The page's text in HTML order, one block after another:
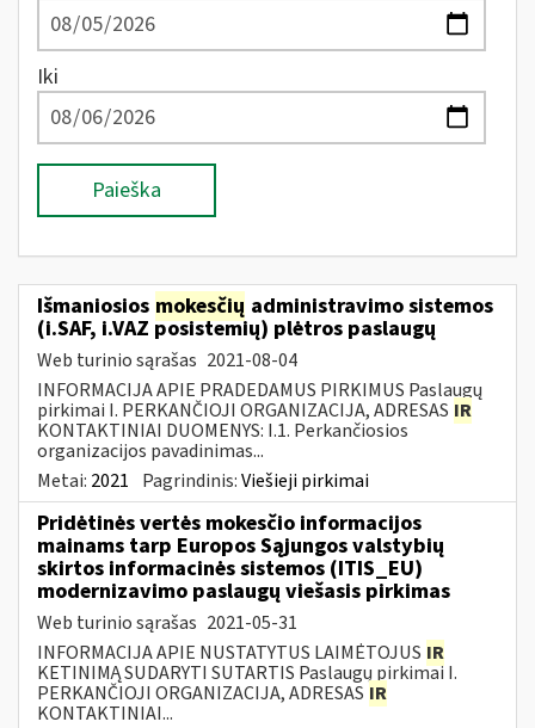
Iki
Paieška
Išmaniosios mokesčių administravimo sistemos
(i.SAF, i.VAZ posistemių) plėtros paslaugų
Web turinio sąrašas 2021-08-04
INFORMACIJA APIE PRADEDAMUS PIRKIMUS Paslaugų
pirkimai I. PERKANČIOJI ORGANIZACIJA, ADRESAS IR
KONTAKTINIAI DUOMENYS: I.1. Perkančiosios
organizacijos pavadinimas...
Metai: 2021 Pagrindinis:Viešieji pirkimai
Pridėtinės vertės mokesčio informacijos
mainams tarp Europos Sąjungos valstybių
skirtos informacinės sistemos (ITIS_EU)
modernizavimo paslaugų viešasis pirkimas
Web turinio sąrašas 2021-05-31
INFORMACIJA APIE NUSTATYTUS LAIMĖTOJUS IR
KETINIMĄ SUDARYTI SUTARTIS Paslaugų pirkimai I.
PERKANČIOJI ORGANIZACIJA, ADRESAS IR
KONTAKTINIAI...